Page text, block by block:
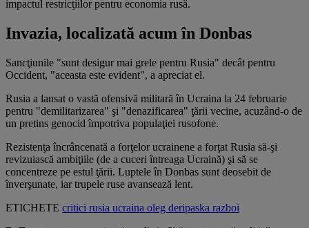
impactul restricţiilor pentru economia rusă.
Invazia, localizată acum în Donbas
Sancţiunile "sunt desigur mai grele pentru Rusia" decât pentru
Occident, "aceasta este evident", a apreciat el.
Rusia a lansat o vastă ofensivă militară în Ucraina la 24 februarie
pentru "demilitarizarea" şi "denazificarea" ţării vecine, acuzând-o de
un pretins genocid împotriva populaţiei rusofone.
Rezistenţa încrâncenată a forţelor ucrainene a forţat Rusia să-şi
revizuiască ambiţiile (de a cuceri întreaga Ucraină) şi să se
concentreze pe estul ţării. Luptele în Donbas sunt deosebit de
înverşunate, iar trupele ruse avansează lent.
ETICHETE critici rusia ucraina oleg deripaska razboi